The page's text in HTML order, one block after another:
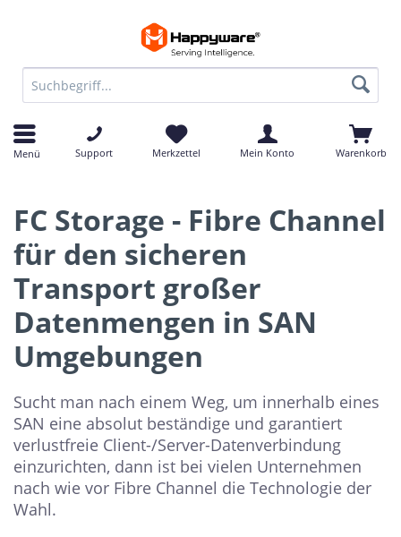
Menü Support Merkzettel Mein Konto Warenkorb
FC Storage - Fibre Channel
für den sicheren
Transport großer
Datenmengen in SAN
Umgebungen
Sucht man nach einem Weg, um innerhalb eines
SAN eine absolut beständige und garantiert
verlustfreie Client-/Server-Datenverbindung
einzurichten, dann ist bei vielen Unternehmen
nach wie vor Fibre Channel die Technologie der
Wahl.